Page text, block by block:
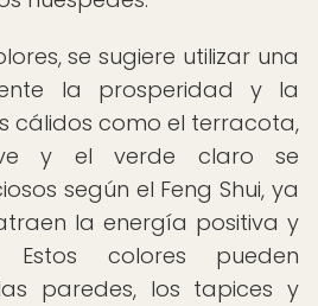
se sugiere utilizar una
la prosperidad y la
cálidos como el terracota,
y el verde claro se
según el Feng Shui, ya
la energía positiva y
colores pueden
paredes, los tapices y